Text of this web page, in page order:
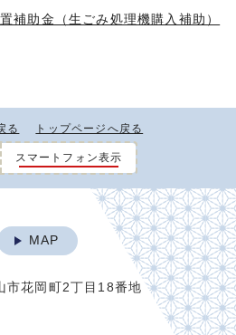
補助金（生ごみ処理機購入補助）
る トップページへ戻る
スマートフォン表示
MAP
市花岡町2丁目18番地